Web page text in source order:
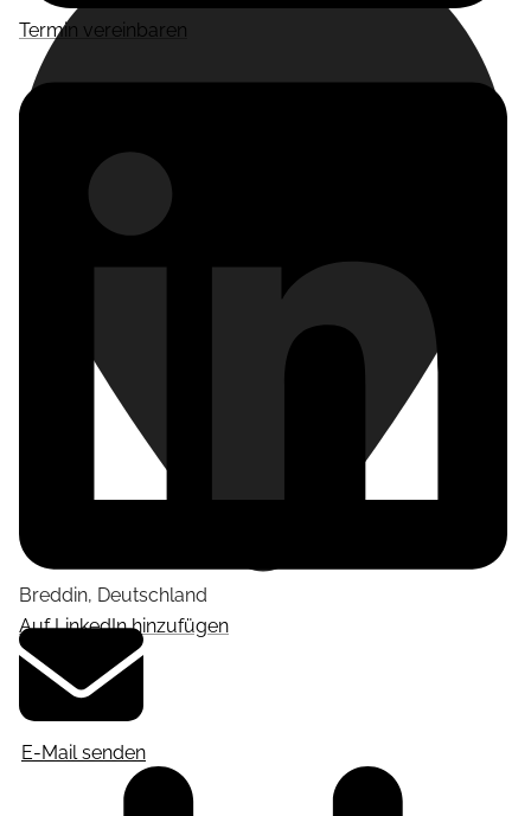
Termin vereinbaren
Auf LinkedIn hinzufügen
Breddin, Deutschland
E-Mail senden